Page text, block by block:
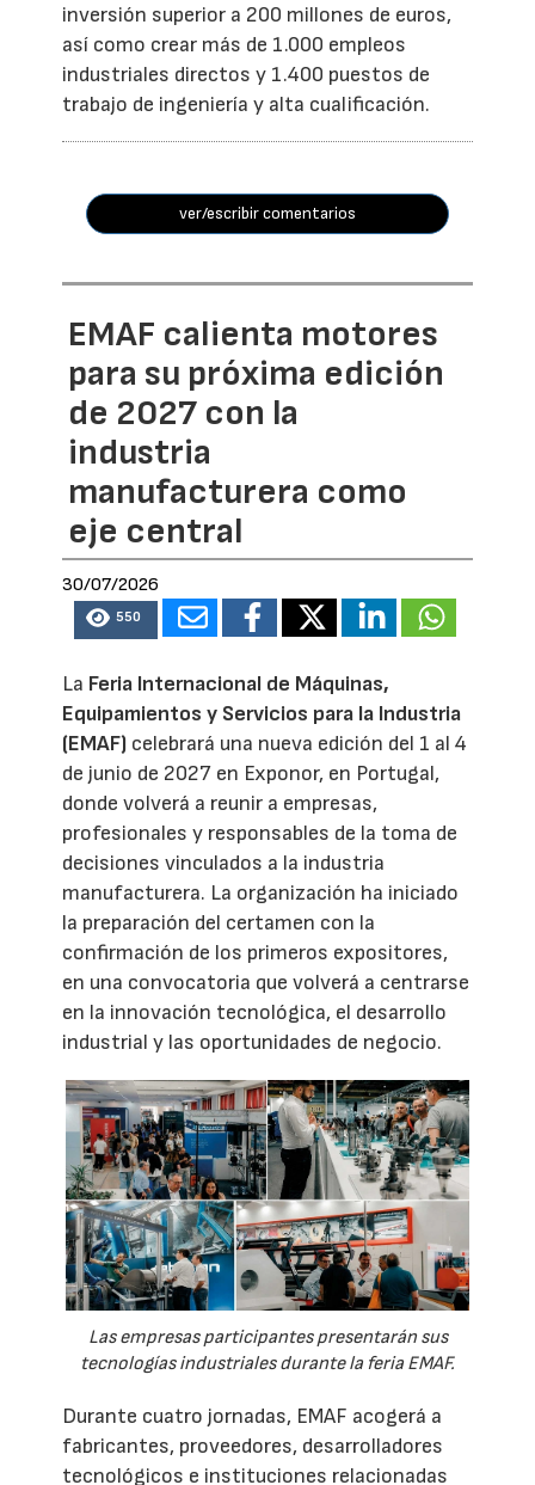
inversión superior a 200 millones de euros,
así como crear más de 1.000 empleos
industriales directos y 1.400 puestos de
trabajo de ingeniería y alta cualificación.
ver/escribir comentarios
EMAF calienta motores
para su próxima edición
de 2027 con la
industria
manufacturera como
eje central
30/07/2026
550
La Feria Internacional de Máquinas,
Equipamientos y Servicios para la Industria
(EMAF) celebrará una nueva edición del 1 al 4
de junio de 2027 en Exponor, en Portugal,
donde volverá a reunir a empresas,
profesionales y responsables de la toma de
decisiones vinculados a la industria
manufacturera. La organización ha iniciado
la preparación del certamen con la
confirmación de los primeros expositores,
en una convocatoria que volverá a centrarse
en la innovación tecnológica, el desarrollo
industrial y las oportunidades de negocio.
Las empresas participantes presentarán sus
tecnologías industriales durante la feria EMAF.
Durante cuatro jornadas, EMAF acogerá a
fabricantes, proveedores, desarrolladores
tecnológicos e instituciones relacionadas